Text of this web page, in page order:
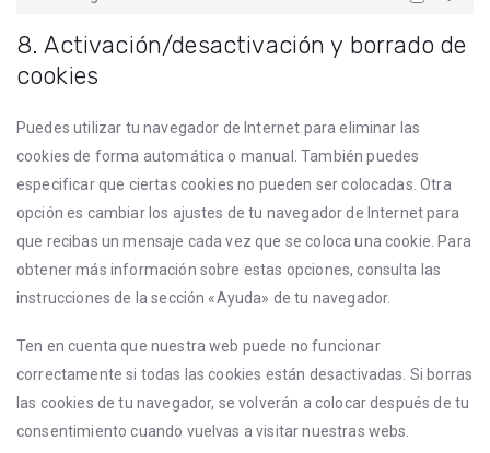
8. Activación/desactivación y borrado de
cookies
Puedes utilizar tu navegador de Internet para eliminar las
cookies de forma automática o manual. También puedes
especificar que ciertas cookies no pueden ser colocadas. Otra
opción es cambiar los ajustes de tu navegador de Internet para
que recibas un mensaje cada vez que se coloca una cookie. Para
obtener más información sobre estas opciones, consulta las
instrucciones de la sección «Ayuda» de tu navegador.
Ten en cuenta que nuestra web puede no funcionar
correctamente si todas las cookies están desactivadas. Si borras
las cookies de tu navegador, se volverán a colocar después de tu
consentimiento cuando vuelvas a visitar nuestras webs.